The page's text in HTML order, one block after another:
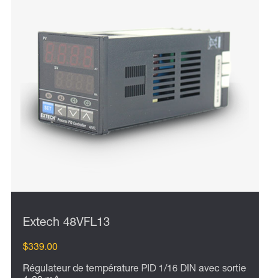
Extech 48VFL13
$339.00
Régulateur de température PID 1/16 DIN avec sortie